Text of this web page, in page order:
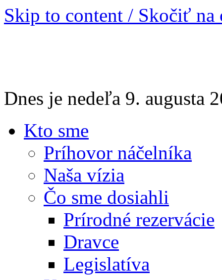
Skip to content / Skočiť na
Dnes je nedeľa 9. augusta
Kto sme
Príhovor náčelníka
Naša vízia
Čo sme dosiahli
Prírodné rezervácie
Dravce
Legislatíva